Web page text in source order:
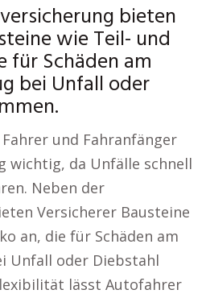
bieten
wie Teil- und
für Schäden am
bei Unfall oder
und Fahranfänger
wichtig, da Unfälle schnell
Neben der
Versicherer Bausteine
an, die für Schäden am
Unfall oder Diebstahl
lässt Autofahrer